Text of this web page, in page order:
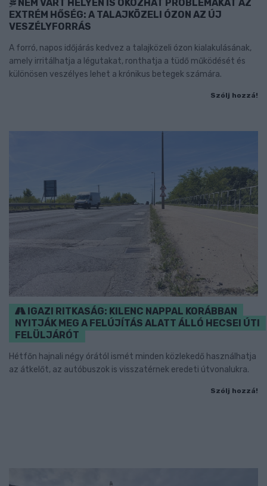
NEM VÁRT HELYEN IS OKOZHAT PROBLÉMÁKAT AZ
EXTRÉM HŐSÉG: A TALAJKÖZELI ÓZON AZ ÚJ
VESZÉLYFORRÁS
A forró, napos időjárás kedvez a talajközeli ózon kialakulásának,
amely irritálhatja a légutakat, ronthatja a tüdő működését és
különösen veszélyes lehet a krónikus betegek számára.
Szólj hozzá!
IGAZI RITKASÁG: KILENC NAPPAL KORÁBBAN
NYITJÁK MEG A FELÚJÍTÁS ALATT ÁLLÓ HECSEI ÚTI
FELÜLJÁRÓT
Hétfőn hajnali négy órától ismét minden közlekedő használhatja
az átkelőt, az autóbuszok is visszatérnek eredeti útvonalukra.
Szólj hozzá!